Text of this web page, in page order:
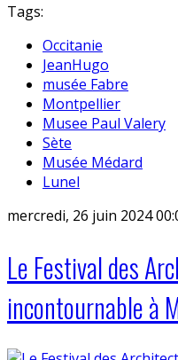
Tags:
Occitanie
JeanHugo
musée Fabre
Montpellier
Musee Paul Valery
Sète
Musée Médard
Lunel
mercredi, 26 juin 2024
Le Festival des
incontournable à